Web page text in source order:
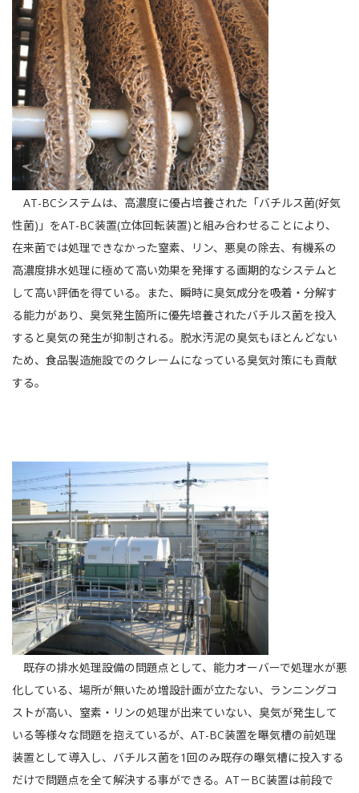
AT-BCシステムは、高濃度に優占培養された「バチルス菌(好気
性菌)」をAT-BC装置(立体回転装置)と組み合わせることにより、
在来菌では処理できなかった窒素、リン、悪臭の除去、有機系の
高濃度排水処理に極めて高い効果を発揮する画期的なシステムと
して高い評価を得ている。また、瞬時に臭気成分を吸着・分解す
る能力があり、臭気発生箇所に優先培養されたバチルス菌を投入
すると臭気の発生が抑制される。脱水汚泥の臭気もほとんどない
ため、食品製造施設でのクレームになっている臭気対策にも貢献
する。
既存の排水処理設備の問題点として、能力オーバーで処理水が悪
化している、場所が無いため増設計画が立たない、ランニングコ
ストが高い、窒素・リンの処理が出来ていない、臭気が発生して
いる等様々な問題を抱えているが、AT-BC装置を曝気槽の前処理
装置として導入し、バチルス菌を1回のみ既存の曝気槽に投入する
だけで問題点を全て解決する事ができる。AT－BC装置は前段で